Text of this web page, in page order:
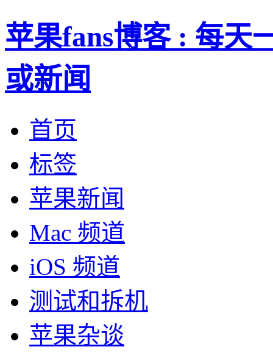
苹果fans博客 : 每天
或新闻
首页
标签
苹果新闻
Mac 频道
iOS 频道
测试和拆机
苹果杂谈